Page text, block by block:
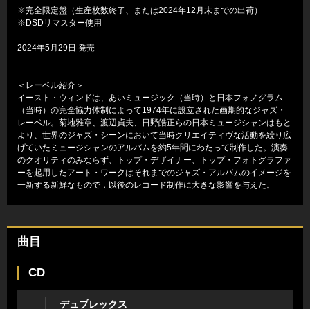
※完全限定盤（生産枚数終了、または2024年12月末までの出荷）
※DSDリマスター使用
2024年5月29日 発売
＜レーベル紹介＞
イースト・ウィンドは、あいミュージック（当時）と日本フォノグラム
（当時）の完全協力体制によって1974年に設立された画期的なジャズ・
レーベル。菊地雅章、渡辺貞夫、日野皓正らの日本ミュージシャンはもと
より、世界のジャズ・シーンにおいて当時クリエイティヴな活動を繰り広
げていたミュージシャンのアルバムを約5年間にわたって制作した。演奏
のクオリティのみならず、トップ・デザイナー、トップ・フォトグラファ
ーを起用したアート・ワークはそれまでのジャズ・アルバムのイメージを
一新する新鮮なもので，以後のレコード制作に大きな影響を与えた。
曲目
CD
デュプレックス